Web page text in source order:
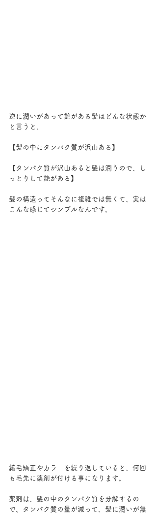
逆に潤いがあって艶がある髪はどんな状態か
と言うと、
【髪の中にタンパク質が沢山ある】
【タンパク質が沢山あると髪は潤うので、し
っとりして艶がある】
髪の構造ってそんなに複雑では無くて、実は
こんな感じてシンプルなんです。
縮毛矯正やカラーを繰り返していると、何回
も毛先に薬剤が付ける事になります。
薬剤は、髪の中のタンパク質を分解するの
で、タンパク質の量が減って、髪に潤いが無